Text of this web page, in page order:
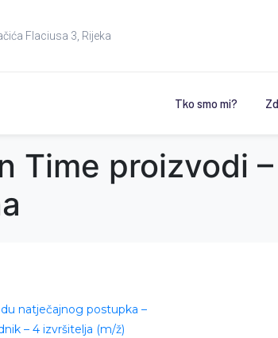
Flaciusa 3, Rijeka
Tko smo mi?
Time proizvodi
natječajnog postupka –
– 4 izvršitelja (m/ž)